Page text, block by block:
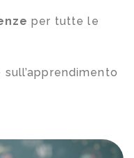
per tutte le
sull’apprendimento